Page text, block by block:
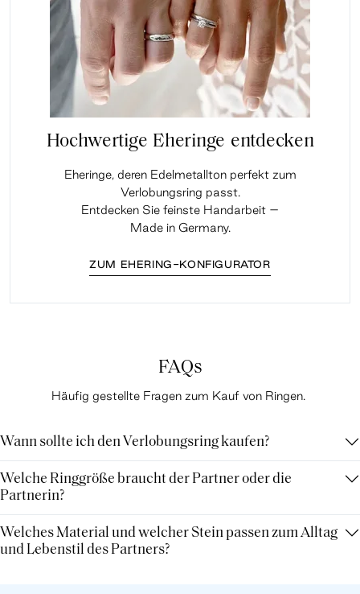
Hochwertige Eheringe entdecken
Eheringe, deren Edelmetallton perfekt zum
Verlobungsring passt.
Entdecken Sie feinste Handarbeit –
Made in Germany.
ZUM EHERING-KONFIGURATOR
FAQs
Häufig gestellte Fragen zum Kauf von Ringen.
Wann sollte ich den Verlobungsring kaufen?
Welche Ringgröße braucht der Partner oder die
Partnerin?
Welches Material und welcher Stein passen zum Alltag
und Lebenstil des Partners?